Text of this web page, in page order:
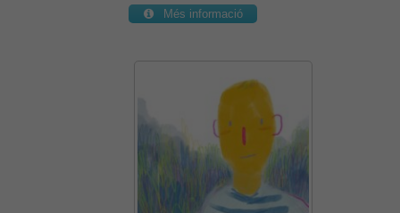
Més informació